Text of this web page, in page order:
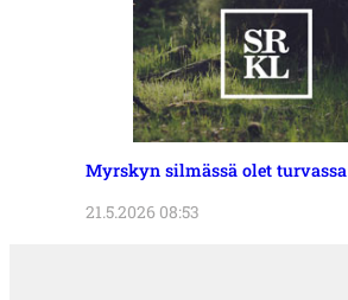
Myrskyn silmässä olet turvassa
21.5.2026 08:53